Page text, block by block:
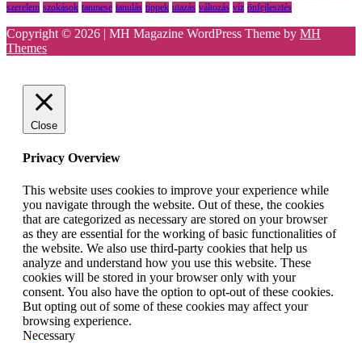
szerelem szokások tanmese tanulás tippek utazás változás víz önfejlesztés
Copyright © 2026 | MH Magazine WordPress Theme by MH
Themes
Close
Privacy Overview
This website uses cookies to improve your experience while
you navigate through the website. Out of these, the cookies
that are categorized as necessary are stored on your browser
as they are essential for the working of basic functionalities of
the website. We also use third-party cookies that help us
analyze and understand how you use this website. These
cookies will be stored in your browser only with your
consent. You also have the option to opt-out of these cookies.
But opting out of some of these cookies may affect your
browsing experience.
Necessary